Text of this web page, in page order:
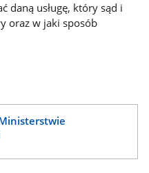
daną usługę, który sąd i
oraz w jaki sposób